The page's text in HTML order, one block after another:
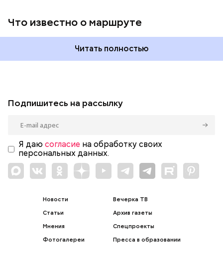
Что известно о маршруте
Читать полностью
Подпишитесь на рассылку
Я даю согласие на обработку своих
персональных данных.
Новости
Статьи
Мнения
Фотогалереи
Вечерка ТВ
Архив газеты
Спецпроекты
Пресса в образовании